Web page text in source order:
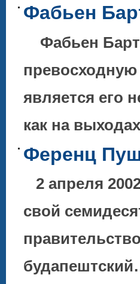
Фабьен
Фабьен
превосходную
является его
как на
Ференц
2 апреля
свой